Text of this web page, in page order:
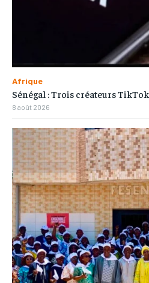
Afrique
Sénégal : Trois créateurs
8 août 2026